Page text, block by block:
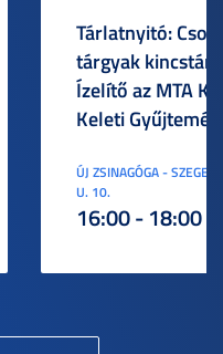
Tárlatnyitó:
tárgyak
Ízelítő az MTA
Keleti
ÚJ ZSINAGÓGA -
U. 10.
16:00 - 18:00